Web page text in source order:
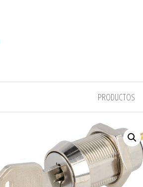
COMPEL
PRODUCTOS